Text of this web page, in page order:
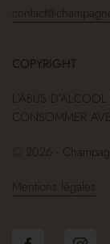
COPYRIGHT
L’ABUS
CONSOMMER
© 2026 -
Mentions légales